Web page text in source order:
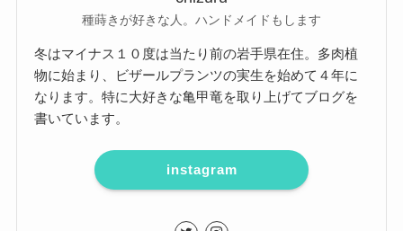
種蒔きが好きな人。ハンドメイドもします
冬はマイナス１０度は当たり前の岩手県在住。多肉植
物に始まり、ビザールプランツの実生を始めて４年に
なります。特に大好きな亀甲竜を取り上げてブログを
書いています。
instagram